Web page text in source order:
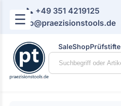
☰
📞 +49 351 4219125
📧 info@praezisionstools.de
SaleShopPrüfstifte